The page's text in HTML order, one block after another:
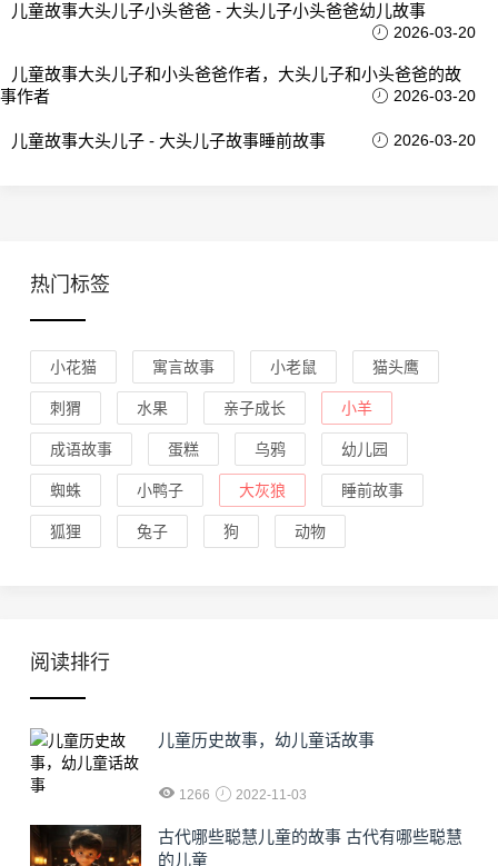
儿童故事大头儿子小头爸爸 - 大头儿子小头爸爸幼儿故事
2026-03-20
儿童故事大头儿子和小头爸爸作者，大头儿子和小头爸爸的故
事作者
2026-03-20
儿童故事大头儿子 - 大头儿子故事睡前故事 2026-03-20
热门标签
小花猫 寓言故事 小老鼠 猫头鹰
刺猬 水果 亲子成长 小羊
成语故事 蛋糕 乌鸦 幼儿园
蜘蛛 小鸭子 大灰狼 睡前故事
狐狸 兔子 狗 动物
阅读排行
儿童历史故事，幼儿童话故事
1266 2022-11-03
古代哪些聪慧儿童的故事 古代有哪些聪慧
的儿童